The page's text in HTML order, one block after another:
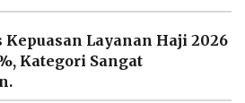
Kepuasan Layanan Haji 2026
Kategori Sangat